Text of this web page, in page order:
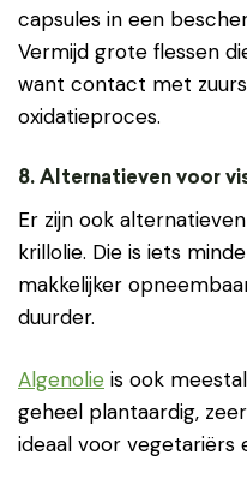
capsules in een
Vermijd grote flessen
want contact met
oxidatieproces.
8. Alternatieven voor
Er zijn ook
krillolie. Die is iets
makkelijker
duurder.
Algenolie is ook
geheel plantaardig,
ideaal voor vegetariërs